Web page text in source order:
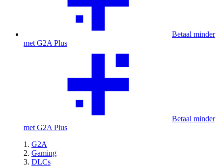
Betaal minder
met G2A Plus
Betaal minder
met G2A Plus
G2A
Gaming
DLCs